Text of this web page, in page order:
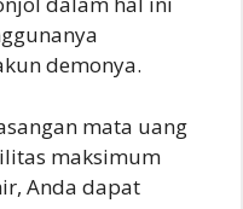
demonya.
mata uang
maksimum
Anda dapat